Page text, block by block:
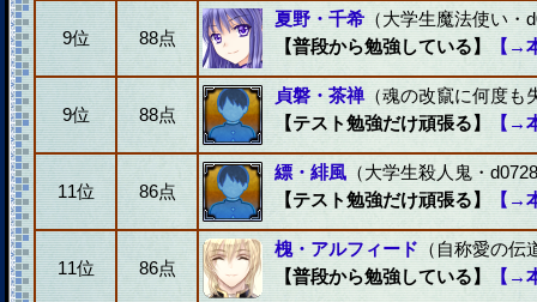
9位 88点
夏野・千希 （大学生魔法使い・
【普段から勉強している】
【→
9位 88点
貞磐・茶禅（魂の改竄に何度も
【テスト勉強だけ頑張る】
【→
11位 86点
縹・緋風 （大学生殺人鬼・
【テスト勉強だけ頑張る】
【→
11位 86点
槐・アルフィード （自称愛の伝
【普段から勉強している】
【→